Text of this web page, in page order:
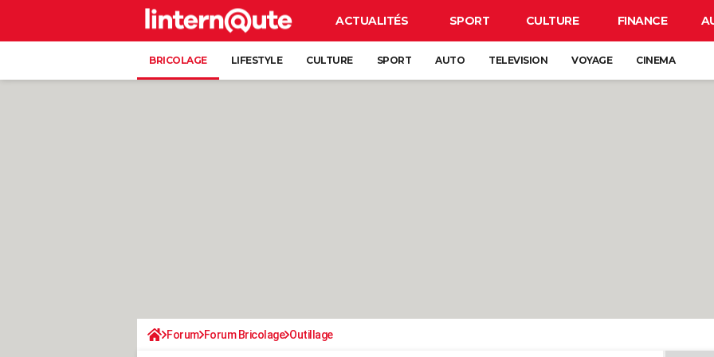
ACTUALITÉS SPORT CULTURE FINANCE
BRICOLAGE LIFESTYLE CULTURE SPORT AUTO TELEVISION VOYAGE CINEMA
Forum Forum Bricolage Outillage